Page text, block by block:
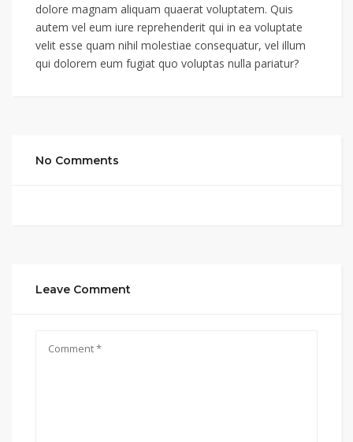
dolore magnam aliquam quaerat voluptatem. Quis
autem vel eum iure reprehenderit qui in ea voluptate
velit esse quam nihil molestiae consequatur, vel illum
qui dolorem eum fugiat quo voluptas nulla pariatur?
No Comments
Leave Comment